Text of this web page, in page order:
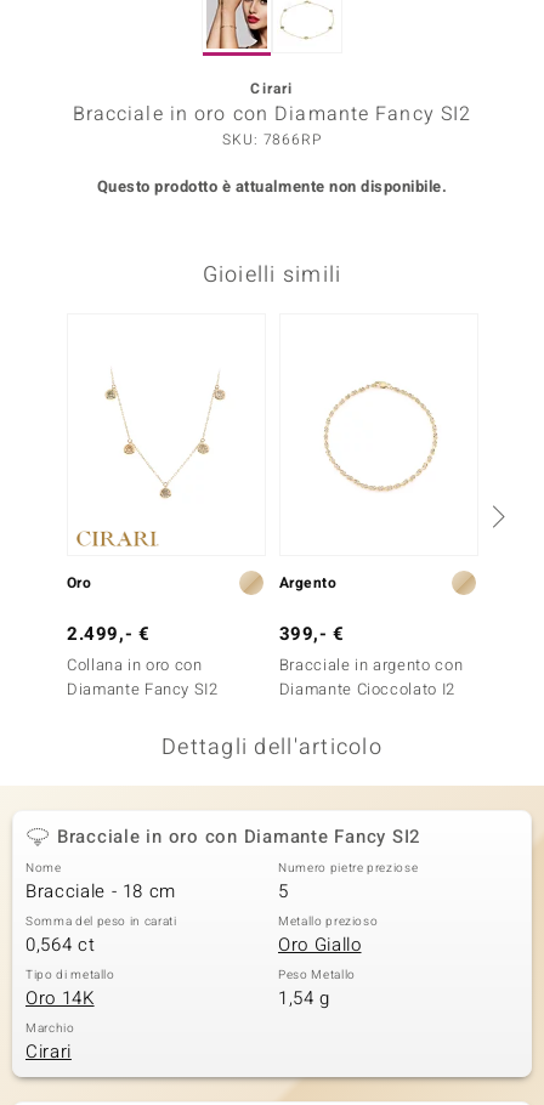
Classics
Cirari
Bracciale in oro con Diamante Fancy SI2
SKU: 7866RP
Questo prodotto è attualmente non disponibile.
Gioielli simili
Oro
2.499,- €
Collana in oro con
Diamante Fancy SI2
Argento
399,- €
Bracciale in argento con
Diamante Cioccolato I2
Dettagli dell'articolo
Bracciale in oro con Diamante Fancy SI2
Nome
Bracciale - 18 cm
Numero pietre preziose
5
Somma del peso in carati
0,564 ct
Metallo prezioso
Oro Giallo
Tipo di metallo
Oro 14K
Peso Metallo
1,54 g
Marchio
Cirari